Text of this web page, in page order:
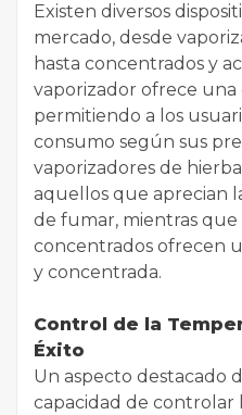
Existen diversos
mercado, desde
hasta concentrados y
vaporizador ofrece una
permitiendo a los
consumo según sus
vaporizadores de
aquellos que aprecian
de fumar, mientras que
concentrados ofrecen
y concentrada.
Control de la
Éxito
Un aspecto destacado
capacidad de controlar